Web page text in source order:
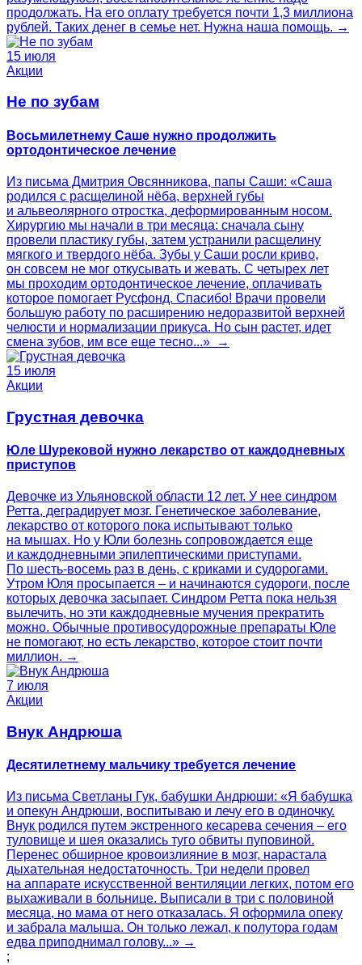
продолжать. На его оплату требуется почти 1,3 миллиона
рублей. Таких денег в семье нет. Нужна наша помощь. →
15 июля
Акции
Не по зубам
Восьмилетнему Саше нужно продолжить
ортодонтическое лечение
Из письма Дмитрия Овсянникова, папы Саши: «Саша
родился с расщелиной нёба, верхней губы
и альвеолярного отростка, деформированным носом.
Хирургию мы начали в три месяца: сначала сыну
провели пластику губы, затем устранили расщелину
мягкого и твердого нёба. Зубы у Саши росли криво,
он совсем не мог откусывать и жевать. С четырех лет
мы проходим ортодонтическое лечение, оплачивать
которое помогает Русфонд. Спасибо! Врачи провели
большую работу по расширению недоразвитой верхней
челюсти и нормализации прикуса. Но сын растет, идет
смена зубов, им все еще тесно...» →
15 июля
Акции
Грустная девочка
Юле Шурековой нужно лекарство от каждодневных
приступов
Девочке из Ульяновской области 12 лет. У нее синдром
Ретта, деградирует мозг. Генетическое заболевание,
лекарство от которого пока испытывают только
на мышах. Но у Юли болезнь сопровождается еще
и каждодневными эпилептическими приступами.
По шесть-восемь раз в день, с криками и судорогами.
Утром Юля просыпается – и начинаются судороги, после
которых девочка засыпает. Синдром Ретта пока нельзя
вылечить, но эти каждодневные мучения прекратить
можно. Обычные противосудорожные препараты Юле
не помогают, но есть лекарство, которое стоит почти
миллион. →
7 июля
Акции
Внук Андрюша
Десятилетнему мальчику требуется лечение
Из письма Светланы Гук, бабушки Андрюши: «Я бабушка
и опекун Андрюши, воспитываю и лечу его в одиночку.
Внук родился путем экстренного кесарева сечения – его
туловище и шея оказались туго обвиты пуповиной.
Перенес обширное кровоизлияние в мозг, нарастала
дыхательная недостаточность. Три недели провел
на аппарате искусственной вентиляции легких, потом его
выхаживали в больнице. Выписали в три с половиной
месяца, но мама от него отказалась. Я оформила опеку
и забрала малыша. Он только лежал, к полутора годам
едва приподнимал голову...» →
;